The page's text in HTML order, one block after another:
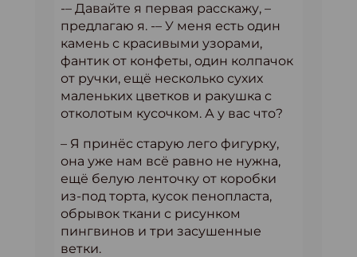
-– Давайте я первая расскажу, –
предлагаю я. -– У меня есть один
камень с красивыми узорами,
фантик от конфеты, один колпачок
от ручки, ещё несколько сухих
маленьких цветков и ракушка с
отколотым кусочком. А у вас что?
– Я принёс старую лего фигурку,
она уже нам всё равно не нужна,
ещё белую ленточку от коробки
из-под торта, кусок пенопласта,
обрывок ткани с рисунком
пингвинов и три засушенные
ветки.